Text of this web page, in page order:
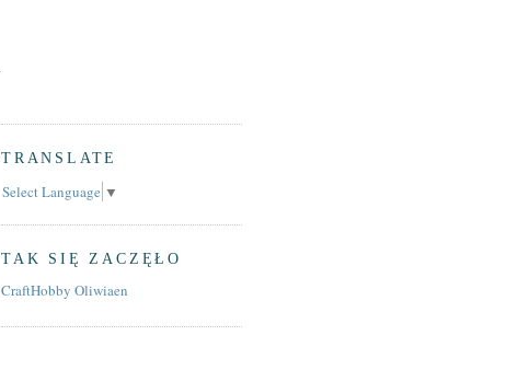
TRANSLATE
Select Language ▼
TAK SIĘ ZACZĘŁO
CraftHobby Oliwiaen